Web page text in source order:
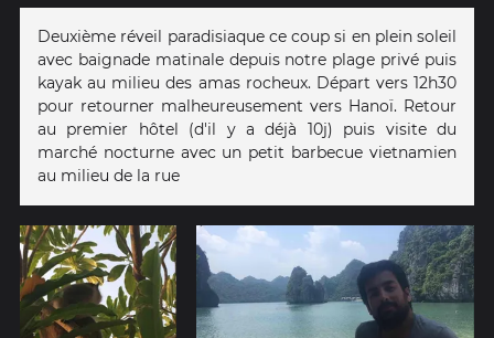
Deuxième réveil paradisiaque ce coup si en plein soleil
avec baignade matinale depuis notre plage privé puis
kayak au milieu des amas rocheux. Départ vers 12h30
pour retourner malheureusement vers Hanoï. Retour
au premier hôtel (d'il y a déjà 10j) puis visite du
marché nocturne avec un petit barbecue vietnamien
au milieu de la rue